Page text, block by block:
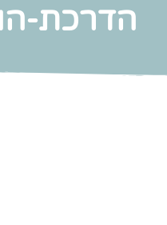
הדרכת-הורים-